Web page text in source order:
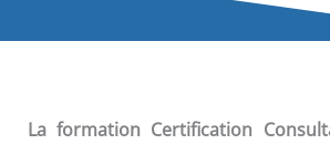
La formation Certification